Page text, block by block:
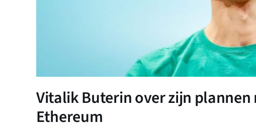
Vitalik Buterin over zijn plannen
Ethereum